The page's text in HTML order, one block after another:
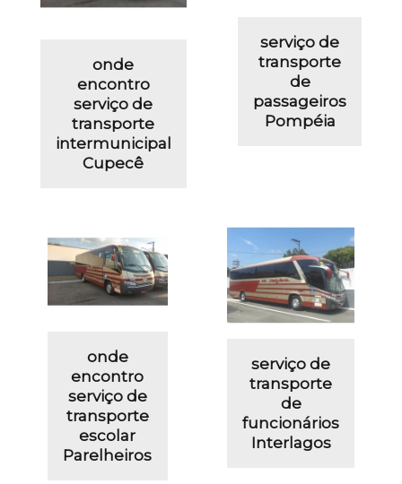
onde
encontro
serviço de
transporte
intermunicipal
Cupecê
serviço de
transporte
de
passageiros
Pompéia
onde
encontro
serviço de
transporte
escolar
Parelheiros
serviço de
transporte
de
funcionários
Interlagos